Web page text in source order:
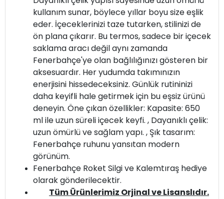
kullanım sunar, böylece yıllar boyu size eşlik
eder. İçeceklerinizi taze tutarken, stilinizi de
ön plana çıkarır. Bu termos, sadece bir içecek
saklama aracı değil aynı zamanda
Fenerbahçe'ye olan bağlılığınızı gösteren bir
aksesuardır. Her yudumda takımınızın
enerjisini hissedeceksiniz. Günlük rutininizi
daha keyifli hale getirmek için bu eşsiz ürünü
deneyin. Öne çıkan özellikler: Kapasite: 650
ml ile uzun süreli içecek keyfi. , Dayanıklı çelik:
uzun ömürlü ve sağlam yapı. , Şık tasarım:
Fenerbahçe ruhunu yansıtan modern
görünüm.
Fenerbahçe Roket Silgi ve Kalemtıraş hediye
olarak gönderilecektir.
Tüm Ürünlerimiz Orjinal ve Lisanslıdır.